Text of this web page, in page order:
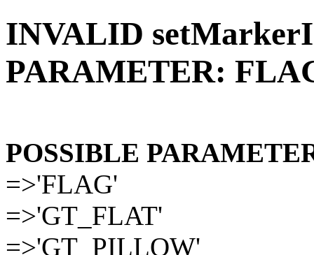
INVALID
PARAMETER:
POSSIBLE
=>'FLAG'
=>'GT_FLAT'
=>'GT_PILLOW'